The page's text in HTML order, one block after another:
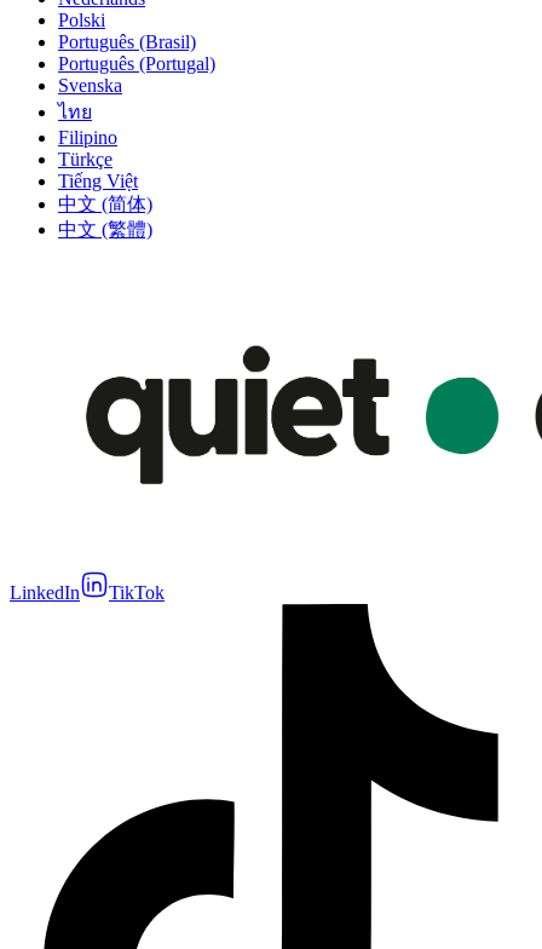
Polski
Português (Brasil)
Português (Portugal)
Svenska
ไทย
Filipino
Türkçe
Tiếng Việt
中文 (简体)
中文 (繁體)
LinkedIn TikTok